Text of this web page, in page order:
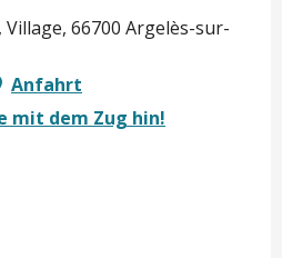
66700 Argelès-sur-
Anfahrt
mit dem Zug hin!